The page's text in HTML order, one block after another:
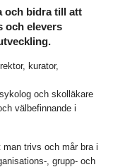
och bidra till att
och elevers
kurator,
och skolläkare
välbefinnande i
trivs och mår bra i
, grupp- och